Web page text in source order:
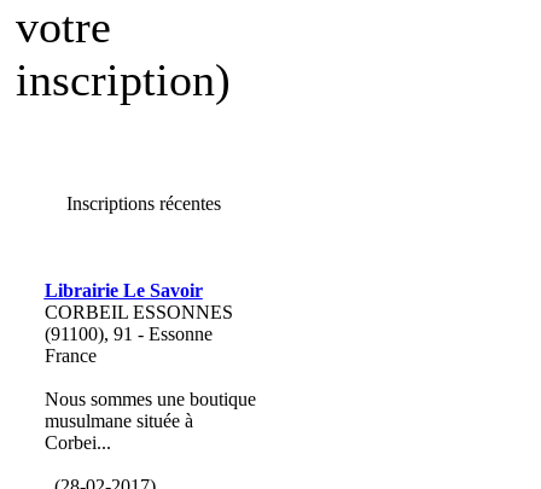
votre
inscription)
Inscriptions récentes
Librairie Le Savoir
CORBEIL ESSONNES
(91100), 91 - Essonne
France
Nous sommes une boutique
musulmane située à
Corbei...